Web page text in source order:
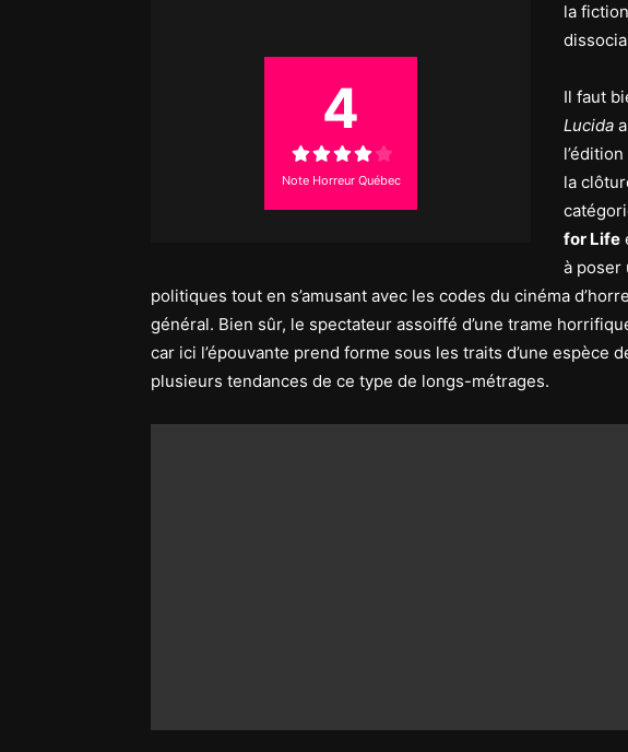
4
Note Horreur Québec
la
Il faut
Lucida
la
for Life
à poser
politiques tout en s’amusant avec les codes du cinéma
général. Bien sûr, le spectateur assoiffé d’une trame
car ici l’épouvante prend forme sous les traits d’une espèce
plusieurs tendances de ce type de longs-métrages.